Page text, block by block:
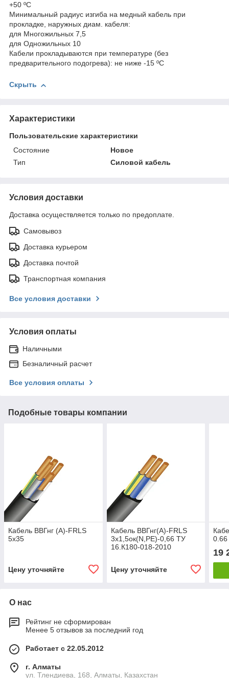
+50 ºС
Минимальный радиус изгиба на медный кабель при
прокладке, наружных диам. кабеля:
для Многожильных 7,5
для Одножильных 10
Кабели прокладываются при температуре (без
предварительного подогрева): не ниже -15 ºС
Скрыть
Характеристики
Пользовательские характеристики
Состояние
Новое
Тип
Силовой кабель
Условия доставки
Доставка осуществляется только по предоплате.
Самовывоз
Доставка курьером
Доставка почтой
Транспортная компания
Все условия доставки
Условия оплаты
Наличными
Безналичный расчет
Все условия оплаты
Подобные товары компании
Кабель ВВГнг (А)-FRLS
5х35
Цену уточняйте
Кабель ВВГнг(А)-FRLS
3х1,5ок(N,PE)-0,66 ТУ
16.К180-018-2010
Цену уточняйте
19
О нас
Рейтинг не сформирован
Менее 5 отзывов за последний год
Работает с 22.05.2012
г. Алматы
ул. Тлендиева, 168, Алматы, Казахстан